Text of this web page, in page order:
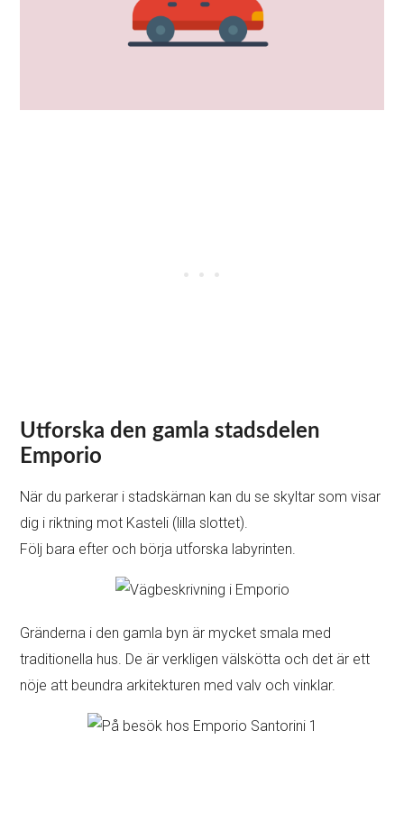
Utforska den gamla stadsdelen
Emporio
När du parkerar i stadskärnan kan du se skyltar som visar
dig i riktning mot Kasteli (lilla slottet).
Följ bara efter och börja utforska labyrinten.
Gränderna i den gamla byn är mycket smala med
traditionella hus. De är verkligen välskötta och det är ett
nöje att beundra arkitekturen med valv och vinklar.